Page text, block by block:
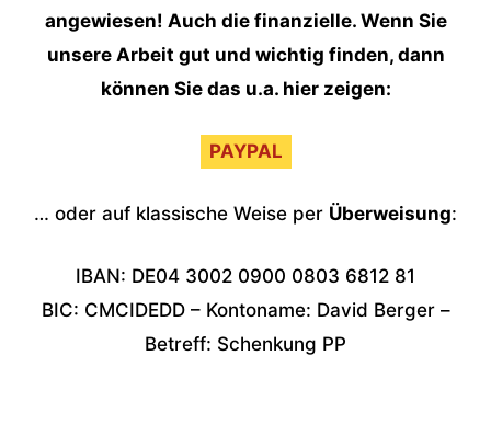
angewiesen! Auch die finanzielle. Wenn Sie
unsere Arbeit gut und wichtig finden, dann
können Sie das u.a. hier zeigen:
PAYPAL
… oder auf klassische Weise per Überweisung:
IBAN: DE04 3002 0900 0803 6812 81
BIC: CMCIDEDD – Kontoname: David Berger –
Betreff: Schenkung PP